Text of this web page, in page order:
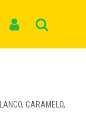
CARAMELO,